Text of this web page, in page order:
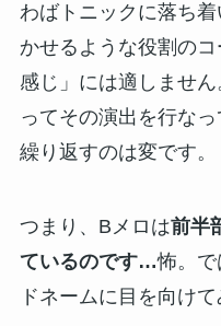
わばトニックに落ち
かせるような役割の
感じ」には適しませ
ってその演出を行な
繰り返すのは変です。
つまり、Bメロは前半
ているのです…怖。
ドネームに目を向けて